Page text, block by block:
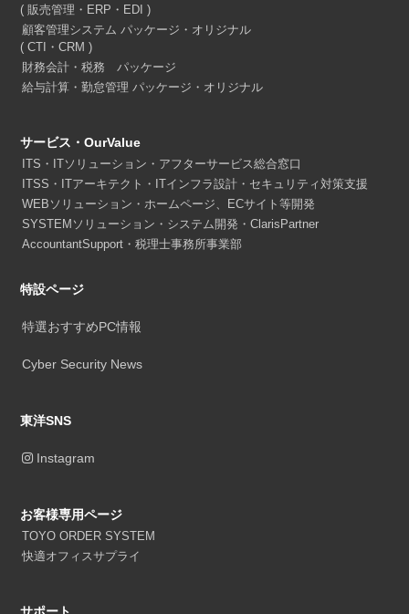
( 販売管理・ERP・EDI )
顧客管理システム パッケージ・オリジナル
( CTI・CRM )
財務会計・税務 パッケージ
給与計算・勤怠管理 パッケージ・オリジナル
サービス・OurValue
ITS・ITソリューション・アフターサービス総合窓口
ITSS・ITアーキテクト・ITインフラ設計・セキュリティ対策支援
WEBソリューション・ホームページ、ECサイト等開発
SYSTEMソリューション・システム開発・ClarisPartner
AccountantSupport・税理士事務所事業部
特設ページ
特選おすすめPC情報
Cyber Security News
東洋SNS
Instagram
お客様専用ページ
TOYO ORDER SYSTEM
快適オフィスサプライ
サポート